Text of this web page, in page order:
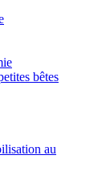
bêtes
au